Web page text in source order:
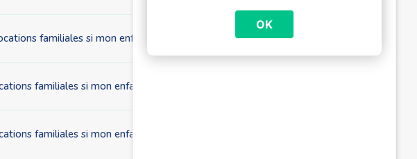
OK
familiales si mon enfant travaille ?
familiales si mon enfant arrête ses études pendant l’année académique ?
familiales si mon enfant étudiant tombe malade ?